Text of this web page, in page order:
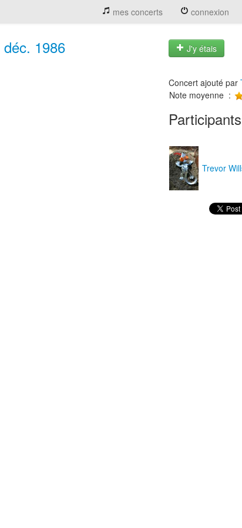
mes concerts connexion
1986 J'y étais
Concert ajouté par
Note moyenne :
Participants
Trevor